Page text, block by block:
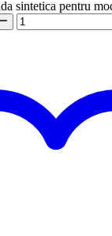
sintetica pentru